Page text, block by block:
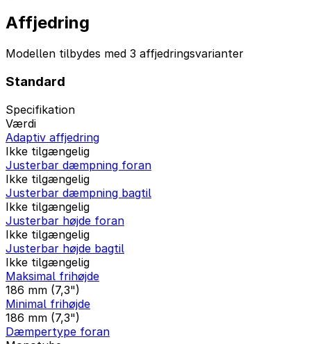
Affjedring
Modellen tilbydes med 3 affjedringsvarianter
Standard
Specifikation
Værdi
Adaptiv affjedring
Ikke tilgængelig
Justerbar dæmpning foran
Ikke tilgængelig
Justerbar dæmpning bagtil
Ikke tilgængelig
Justerbar højde foran
Ikke tilgængelig
Justerbar højde bagtil
Ikke tilgængelig
Maksimal frihøjde
186 mm (7,3")
Minimal frihøjde
186 mm (7,3")
Dæmpertype foran